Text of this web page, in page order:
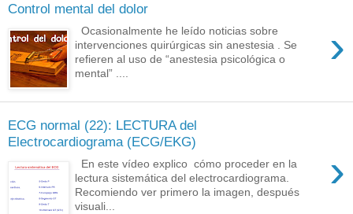
Control mental del dolor
›
Ocasionalmente he leído noticias sobre
intervenciones quirúrgicas sin anestesia . Se
refieren al uso de “anestesia psicológica o
mental” ....
ECG normal (22): LECTURA del
Electrocardiograma (ECG/EKG)
›
En este vídeo explico cómo proceder en la
lectura sistemática del electrocardiograma.
Recomiendo ver primero la imagen, después
visuali...